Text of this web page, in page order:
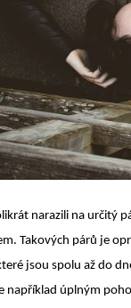
narazili na určitý
Takových párů je
jsou spolu až do
například úplným